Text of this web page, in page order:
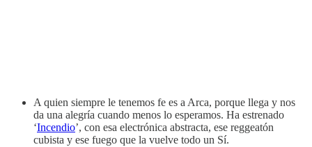
A quien siempre le tenemos fe es a Arca, porque llega y nos
da una alegría cuando menos lo esperamos. Ha estrenado
‘Incendio’, con esa electrónica abstracta, ese reggeatón
cubista y ese fuego que la vuelve todo un Sí.